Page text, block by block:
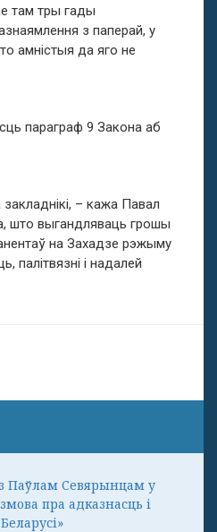
там тры гады
з паперай, у
амністыя да яго не
параграф 9 Закона аб
закладнікі, – кажа Павал
што выгандляваць грошы
на Захадзе рэжыму
палітвязні і надалей
Паўлам Севярынцам у
пра адказнасць і